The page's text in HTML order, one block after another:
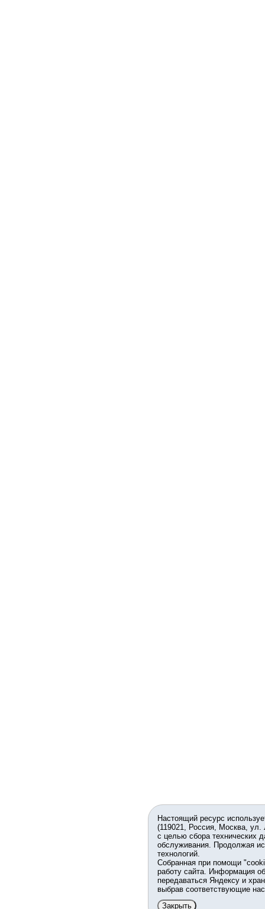
Настоящий ресурс
(119021, Россия, Москва,
с целью сбора технических
обслуживания. Продолжая
технологий.
Собранная при помощи
работу сайта. Информация
передаваться Яндексу и
выбрав соответствующие
Закрыть